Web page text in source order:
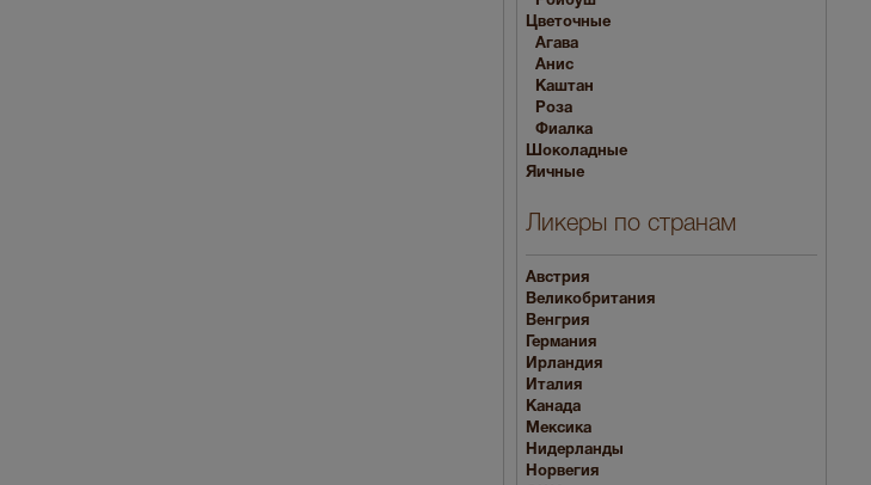
Цветочные
Агава
Анис
Каштан
Роза
Фиалка
Шоколадные
Яичные
Ликеры по странам
Австрия
Великобритания
Венгрия
Германия
Ирландия
Италия
Канада
Мексика
Нидерланды
Норвегия